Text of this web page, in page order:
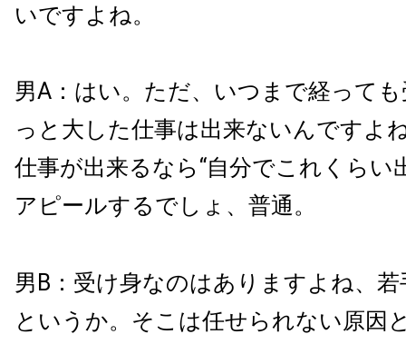
いですよね。
男A：はい。ただ、いつまで経って
っと大した仕事は出来ないんですよ
仕事が出来るなら“自分でこれくらい
アピールするでしょ、普通。
男B：受け身なのはありますよね、
というか。そこは任せられない原因